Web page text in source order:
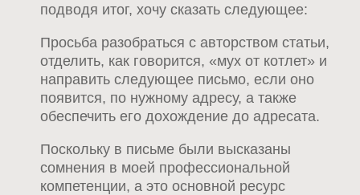
подводя итог, хочу сказать следующее:
Просьба разобраться с авторством статьи,
отделить, как говорится, «мух от котлет» и
направить следующее письмо, если оно
появится, по нужному адресу, а также
обеспечить его дохождение до адресата.
Поскольку в письме были высказаны
сомнения в моей профессиональной
компетенции, а это основной ресурс